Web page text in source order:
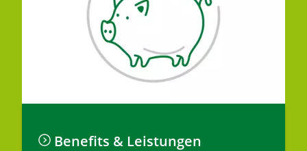
Benefits & Leistungen